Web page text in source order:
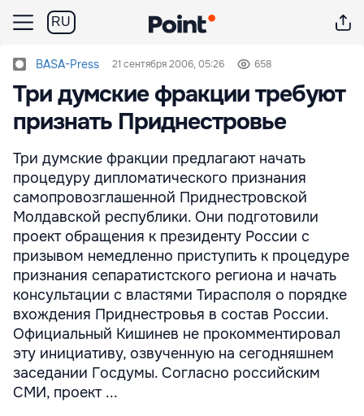
RU
BASA-Press 21 сентября 2006, 05:26 658
Три думские фракции требуют
признать Приднестровье
Три думские фракции предлагают начать
процедуру дипломатического признания
самопровозглашенной Приднестровской
Молдавской республики. Они подготовили
проект обращения к президенту России с
призывом немедленно приступить к процедуре
признания сепаратистского региона и начать
консультации с властями Тирасполя о порядке
вхождения Приднестровья в состав России.
Официальный Кишинев не прокомментировал
эту инициативу, озвученную на сегодняшнем
заседании Госдумы. Согласно российским
СМИ, проект ...